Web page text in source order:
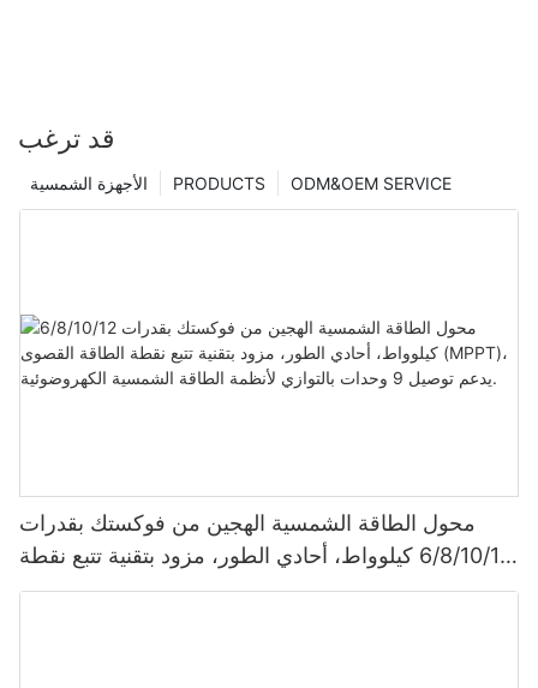
قد ترغب
ODM&OEM SERVICE
PRODUCTS الأجهزة الشمسية
محول الطاقة الشمسية الهجين من فوكستك بقدرات
6/8/10/12 كيلوواط، أحادي الطور، مزود بتقنية تتبع نقطة
الطاقة القصوى (MPPT)، يدعم توصيل 9 وحدات بالتوازي